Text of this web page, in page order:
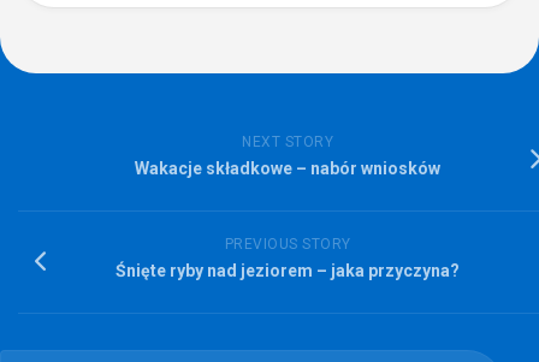
NEXT STORY
Wakacje składkowe – nabór wniosków
PREVIOUS STORY
Śnięte ryby nad jeziorem – jaka przyczyna?